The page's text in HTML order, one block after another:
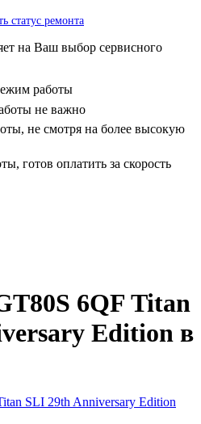
статус ремонта
на Ваш выбор сервисного
работы
не важно
не смотря на более высокую
готов оплатить за скорость
6QF Titan
Edition в